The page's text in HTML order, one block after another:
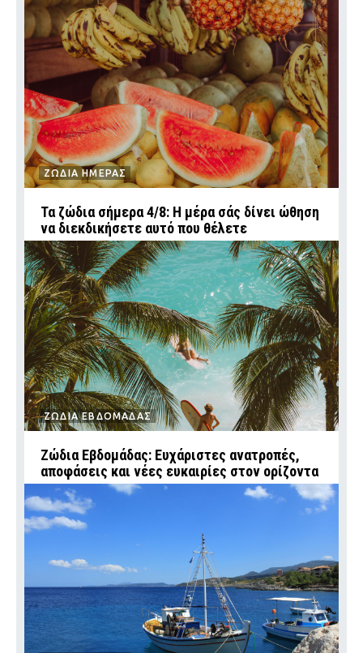
ΖΩΔΙΑ ΗΜΕΡΑΣ
Τα ζώδια σήμερα 4/8: Η μέρα σάς δίνει ώθηση
να διεκδικήσετε αυτό που θέλετε
ΖΩΔΙΑ ΕΒΔΟΜΑΔΑΣ
Ζώδια Εβδομάδας: Ευχάριστες ανατροπές,
αποφάσεις και νέες ευκαιρίες στον ορίζοντα